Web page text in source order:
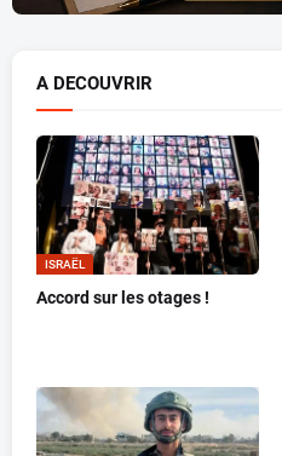
A DECOUVRIR
ISRAËL
Accord sur les otages !